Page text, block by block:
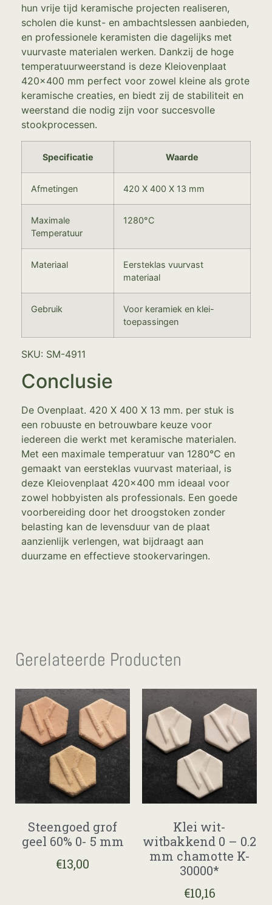
hun vrije tijd keramische projecten realiseren,
scholen die kunst- en ambachtslessen aanbieden,
en professionele keramisten die dagelijks met
vuurvaste materialen werken. Dankzij de hoge
temperatuurweerstand is deze Kleiovenplaat
420×400 mm perfect voor zowel kleine als grote
keramische creaties, en biedt zij de stabiliteit en
weerstand die nodig zijn voor succesvolle
stookprocessen.
Specificatie Waarde
Afmetingen 420 X 400 X 13 mm
Maximale
Temperatuur
1280°C
Materiaal
Eersteklas vuurvast
materiaal
Gebruik
Voor keramiek en klei-
toepassingen
SKU: SM-4911
Conclusie
De Ovenplaat. 420 X 400 X 13 mm. per stuk is
een robuuste en betrouwbare keuze voor
iedereen die werkt met keramische materialen.
Met een maximale temperatuur van 1280°C en
gemaakt van eersteklas vuurvast materiaal, is
deze Kleiovenplaat 420×400 mm ideaal voor
zowel hobbyisten als professionals. Een goede
voorbereiding door het droogstoken zonder
belasting kan de levensduur van de plaat
aanzienlijk verlengen, wat bijdraagt aan
duurzame en effectieve stookervaringen.
Gerelateerde Producten
Steengoed grof
geel 60% 0- 5 mm
€13,00
Klei wit-
witbakkend 0 – 0.2
mm chamotte K-
30000*
€10,16